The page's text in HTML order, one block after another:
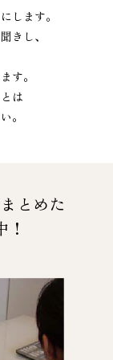
します。
きし、
す。
は
。
とめた